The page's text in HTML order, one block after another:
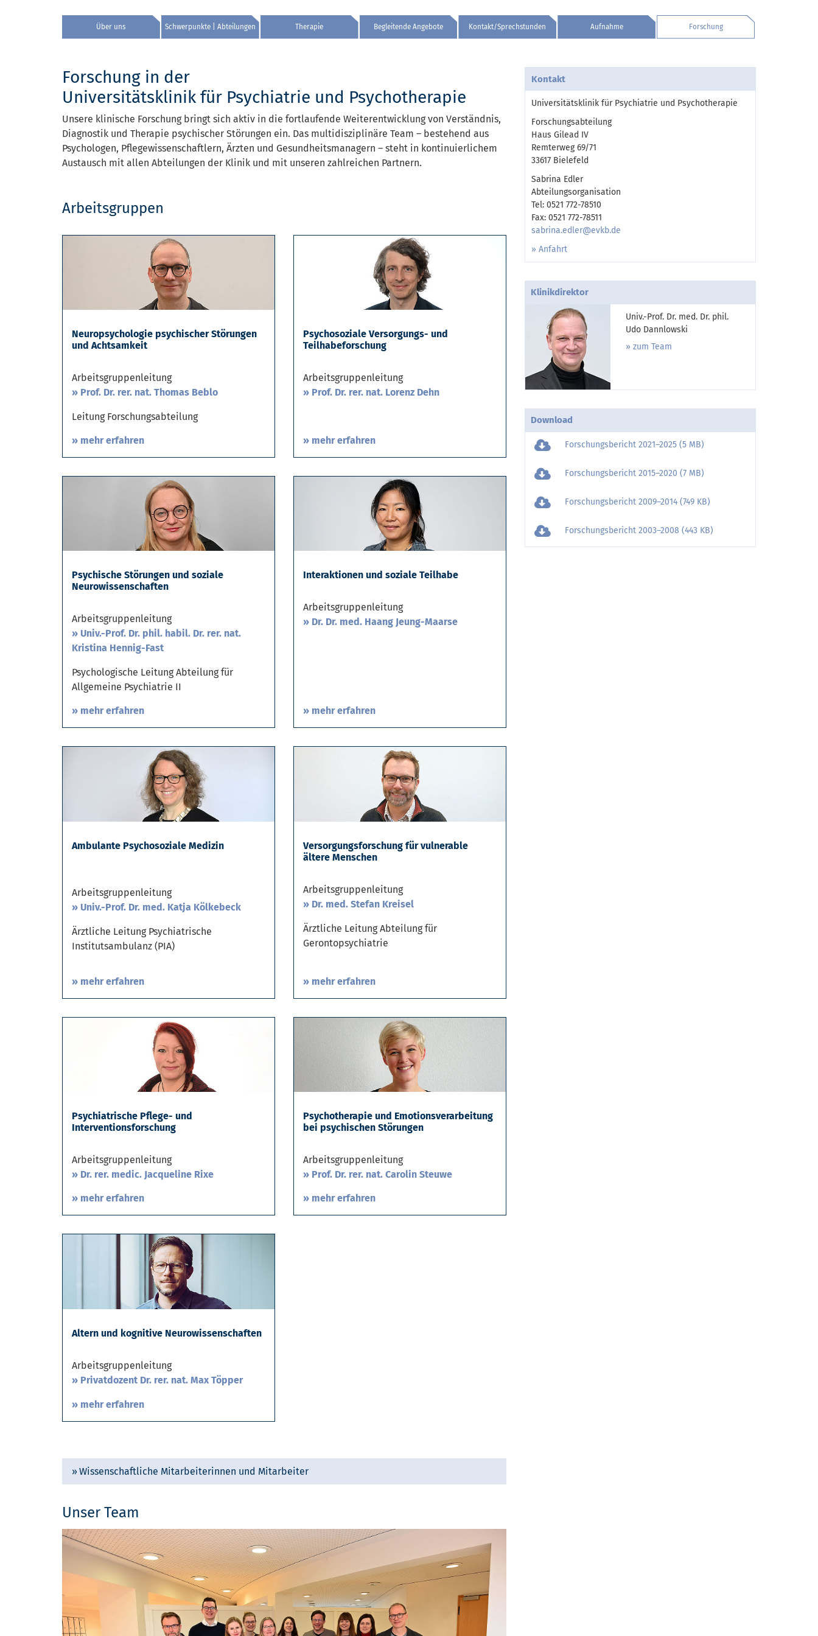
Über uns Schwerpunkte | Abteilungen Therapie Begleitende Angebote Kontakt/Sprechstunden Aufnahme Forschung
Forschung in der
Universitätsklinik für Psychiatrie und Psychotherapie
Unsere klinische Forschung bringt sich aktiv in die fortlaufende Weiterentwicklung von Verständnis,
Diagnostik und Therapie psychischer Störungen ein. Das multidisziplinäre Team – bestehend aus
Psychologen, Pflegewissenschaftlern, Ärzten und Gesundheitsmanagern – steht in kontinuierlichem
Austausch mit allen Abteilungen der Klinik und mit unseren zahlreichen Partnern.
Arbeitsgruppen
Neuropsychologie psychischer Störungen
und Achtsamkeit
Arbeitsgruppenleitung
Prof. Dr. rer. nat. Thomas Beblo
Leitung Forschungsabteilung
» mehr erfahren
Psychosoziale Versorgungs- und
Teilhabeforschung
Arbeitsgruppenleitung
Prof. Dr. rer. nat. Lorenz Dehn
» mehr erfahren
Psychische Störungen und soziale
Neurowissenschaften
Arbeitsgruppenleitung
Univ.-Prof. Dr. phil. habil. Dr. rer. nat.
Kristina Hennig-Fast
Psychologische Leitung Abteilung für
Allgemeine Psychiatrie II
» mehr erfahren
Interaktionen und soziale Teilhabe
Arbeitsgruppenleitung
Dr. Dr. med. Haang Jeung-Maarse
» mehr erfahren
Ambulante Psychosoziale Medizin
Arbeitsgruppenleitung
Univ.-Prof. Dr. med. Katja Kölkebeck
Ärztliche Leitung Psychiatrische
Institutsambulanz (PIA)
» mehr erfahren
Versorgungsforschung für vulnerable
ältere Menschen
Arbeitsgruppenleitung
Dr. med. Stefan Kreisel
Ärztliche Leitung Abteilung für
Gerontopsychiatrie
» mehr erfahren
Psychiatrische Pflege- und
Interventionsforschung
Arbeitsgruppenleitung
Dr. rer. medic. Jacqueline Rixe
» mehr erfahren
Psychotherapie und Emotionsverarbeitung
bei psychischen Störungen
Arbeitsgruppenleitung
Prof. Dr. rer. nat. Carolin Steuwe
» mehr erfahren
Altern und kognitive Neurowissenschaften
Arbeitsgruppenleitung
Privatdozent Dr. rer. nat. Max Töpper
» mehr erfahren
Wissenschaftliche Mitarbeiterinnen und Mitarbeiter
Unser Team
Kontakt
Universitätsklinik für Psychiatrie und Psychotherapie
Forschungsabteilung
Haus Gilead IV
Remterweg 69/71
33617 Bielefeld
Sabrina Edler
Abteilungsorganisation
Tel: 0521 772-78510
Fax: 0521 772-78511
sabrina.edler@evkb.de
» Anfahrt
Klinikdirektor
Univ.-Prof. Dr. med. Dr. phil.
Udo Dannlowski
zum Team
Download
Forschungsbericht 2021–2025 (5 MB)
Forschungsbericht 2015–2020 (7 MB)
Forschungsbericht 2009–2014 (749 KB)
Forschungsbericht 2003–2008 (443 KB)